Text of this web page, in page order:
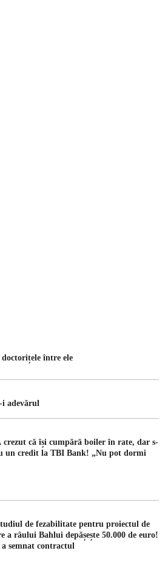
doctorițele între ele
i adevărul
crezut că își cumpără boiler în rate, dar s-
un credit la TBI Bank! „Nu pot dormi
de fezabilitate pentru proiectul de
a râului Bahlui depășește 50.000 de euro!
semnat contractul